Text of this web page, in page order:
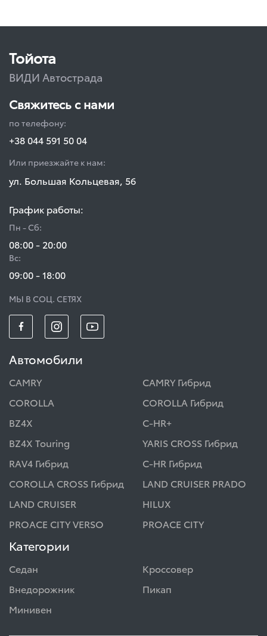
Тойота
ВИДИ Автострада
Свяжитесь с нами
по телефону:
+38 044 591 50 04
Или приезжайте к нам:
ул. Большая Кольцевая, 56
График работы:
Пн - Сб:
08:00 - 20:00
Вс:
09:00 - 18:00
МЫ В СОЦ. СЕТЯХ
Автомобили
CAMRY
CAMRY Гибрид
COROLLA
COROLLA Гибрид
BZ4X
C-HR+
BZ4X Touring
YARIS CROSS Гибрид
RAV4 Гибрид
C-HR Гибрид
COROLLA CROSS Гибрид
LAND CRUISER PRADO
LAND CRUISER
HILUX
PROACE CITY VERSO
PROACE CITY
Категории
Седан
Кроссовер
Внедорожник
Пикап
Минивен